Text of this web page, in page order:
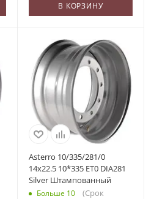
В КОРЗИНУ
Asterro 10/335/281/0
14x22.5 10*335 ET0 DIA281
Silver Штампованный
Больше 10
(Срок